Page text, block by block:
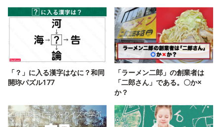
「？」に入る漢字はなに？和同
開珎パズル177
「ラーメン二郎」の創業者は
「二郎さん」である。〇か×
か？